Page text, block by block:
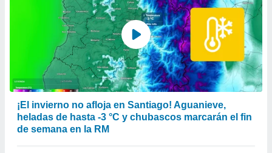
¡El invierno no afloja en Santiago! Aguanieve,
heladas de hasta -3 °C y chubascos marcarán el fin
de semana en la RM